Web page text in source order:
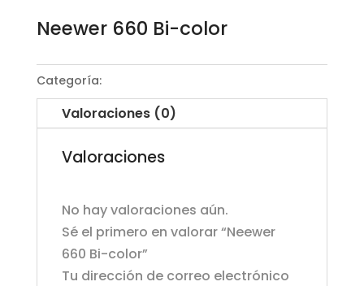
Neewer 660 Bi-color
Categoría:
Valoraciones (0)
Valoraciones
No hay valoraciones aún.
Sé el primero en valorar “Neewer
660 Bi-color”
Tu dirección de correo electrónico